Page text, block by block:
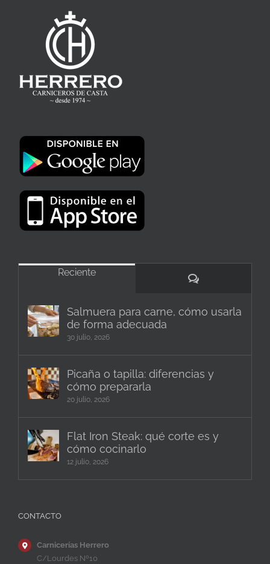
Reciente
Comentarios
Salmuera para carne, cómo usarla
de forma adecuada
30 julio, 2026
Picaña o tapilla: diferencias y
cómo prepararla
20 julio, 2026
Flat Iron Steak: qué corte es y
cómo cocinarlo
12 julio, 2026
CONTACTO
Carnicerías Herrero
C/Lourdes Nº10